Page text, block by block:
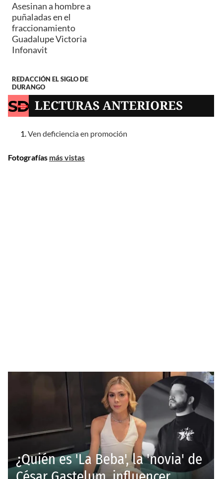
Asesinan a hombre a
puñaladas en el
fraccionamiento
Guadalupe Victoria
Infonavit
REDACCIÓN EL SIGLO DE
DURANGO
LECTURAS ANTERIORES
Ven deficiencia en promoción
Fotografías más vistas